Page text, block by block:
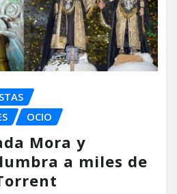
OCIO
Mora y
a miles de